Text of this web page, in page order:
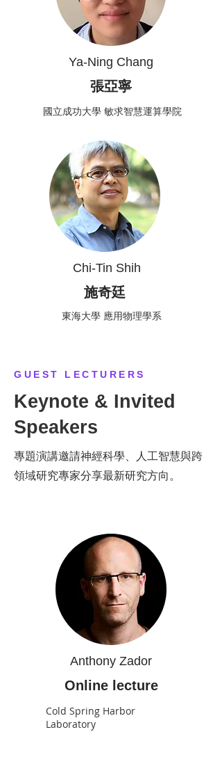
Chi-Tin Shih
施奇廷
東海大學 應用物理學系
Ya-Ning Chang
張亞寧
國立成功大學 敏求智慧運算學院
GUEST LECTURERS
Keynote & Invited
Speakers
專題演講邀請神經科學、人工智慧與跨
領域研究專家分享最新研究方向。
Anthony Zador
Online lecture
Cold Spring Harbor
Laboratory